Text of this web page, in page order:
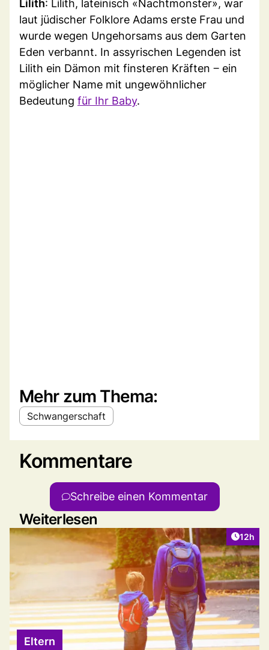
Lilith: Lilith, lateinisch «Nachtmonster», war
laut jüdischer Folklore Adams erste Frau und
wurde wegen Ungehorsams aus dem Garten
Eden verbannt. In assyrischen Legenden ist
Lilith ein Dämon mit finsteren Kräften ‒ ein
möglicher Name mit ungewöhnlicher
Bedeutung für Ihr Baby.
Mehr zum Thema:
Schwangerschaft
Kommentare
Schreibe einen Kommentar
Weiterlesen
Artikel
12h
Eltern